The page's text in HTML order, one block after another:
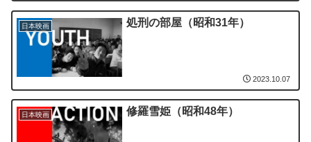
日本映画 処刑の部屋（昭和31年）
2023.10.07
日本映画 修羅雪姫（昭和48年）